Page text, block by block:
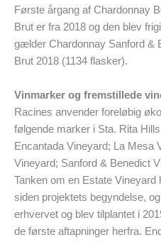
Første årgang af Chardonnay
Brut er fra 2018 og den blev
gælder Chardonnay Sanford &
Brut 2018 (1134 flasker).
Vinmarker og fremstillede
Racines anvender foreløbig
følgende marker i Sta. Rita
Encantada Vineyard; La Mesa
Vineyard; Sanford & Benedict
Tanken om en Estate
siden projektets begyndelse,
erhvervet og blev tilplantet i
de første aftapninger herfra.